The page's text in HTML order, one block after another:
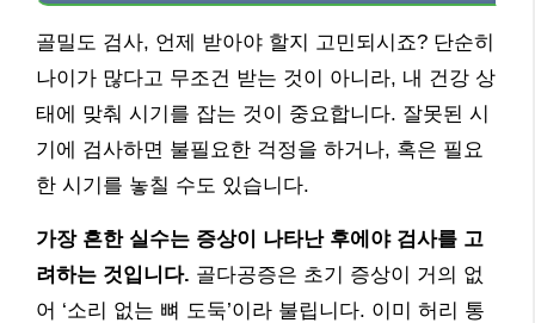
골밀도 검사, 언제 받아야 할지 고민되시죠? 단순히
나이가 많다고 무조건 받는 것이 아니라, 내 건강 상
태에 맞춰 시기를 잡는 것이 중요합니다. 잘못된 시
기에 검사하면 불필요한 걱정을 하거나, 혹은 필요
한 시기를 놓칠 수도 있습니다.
가장 흔한 실수는 증상이 나타난 후에야 검사를 고
려하는 것입니다. 골다공증은 초기 증상이 거의 없
어 ‘소리 없는 뼈 도둑’이라 불립니다. 이미 허리 통